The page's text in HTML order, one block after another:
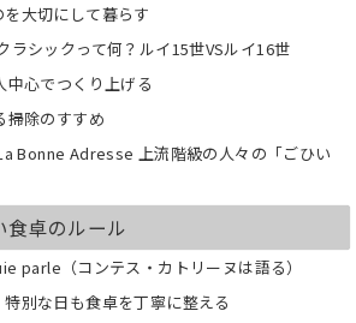
大切にして暮らす
シックって何？ルイ15世VSルイ16世
中心でつくり上げる
掃除のすすめ
Bonne Adresse 上流階級の人々の「ごひい
食卓のルール
parle（コンテス・カトリーヌは語る）
特別な日も食卓を丁寧に整える